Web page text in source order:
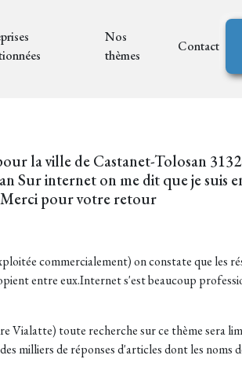
Nos
thèmes
Contact
la ville de Castanet-Tolosan
Sur internet on me dit que je suis
Merci pour votre retour
commercialement) on constate que les
entre eux.Internet s'est beaucoup
toute recherche sur ce thème sera
milliers de réponses d'articles dont les